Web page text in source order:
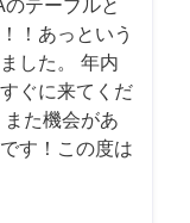
テーブルと
！あっという
した。 年内
ぐに来てくだ
た機会があ
す！この度は